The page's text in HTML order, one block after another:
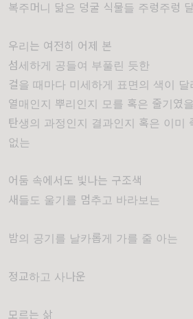
복주머니 닮은 덩굴 식물들 주렁주렁
우리는 여전히 어제 본
섬세하게 공들여 부풀린 듯한
걸을 때마다 미세하게 표면의 색이 달
열매인지 뿌리인지 모를 혹은 줄기였
탄생의 과정인지 결과인지 혹은 이미
없는
어둠 속에서도 빛나는 구조색
새들도 울기를 멈추고 바라보는
밤의 공기를 날카롭게 가를 줄 아는
정교하고 사나운
모르는 삶